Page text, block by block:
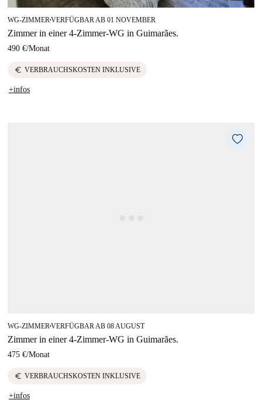
WG-ZIMMER ■VERFÜGBAR AB 01 NOVEMBER
Zimmer in einer 4-Zimmer-WG in Guimarães.
490 €/Monat
euro VERBRAUCHSKOSTEN INKLUSIVE
+infos
WG-ZIMMER ■VERFÜGBAR AB 08 AUGUST
Zimmer in einer 4-Zimmer-WG in Guimarães.
475 €/Monat
euro VERBRAUCHSKOSTEN INKLUSIVE
+infos